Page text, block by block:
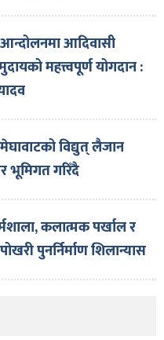
आदिवासी
महत्त्वपूर्ण योगदान :
विद्युत् लैजान
भूमिगत गरिँदै
कलात्मक पर्खाल र
पुनर्निर्माण शिलान्यास